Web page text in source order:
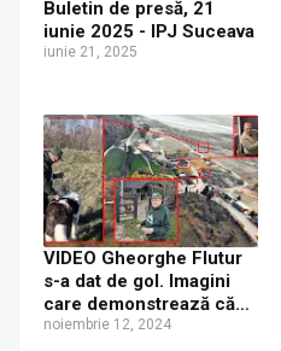
Buletin de presă, 21
iunie 2025 - IPJ Suceava
iunie 21, 2025
VIDEO Gheorghe Flutur
s-a dat de gol. Imagini
care demonstrează că
este stăpân peste
noiembrie 12, 2024